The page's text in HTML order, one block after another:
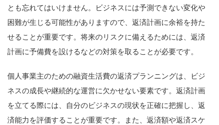
とも忘れてはいけません。ビジネスには予測できない変化や
困難が生じる可能性がありますので、返済計画に余裕を持た
せることが重要です。将来のリスクに備えるためには、返済
計画に予備費を設けるなどの対策を取ることが必要です。
個人事業主のための融資生活費の返済プランニングは、ビジ
ネスの成長や継続的な運営に欠かせない要素です。返済計画
を立てる際には、自分のビジネスの現状を正確に把握し、返
済能力を評価することが重要です。また、返済額や返済スケ